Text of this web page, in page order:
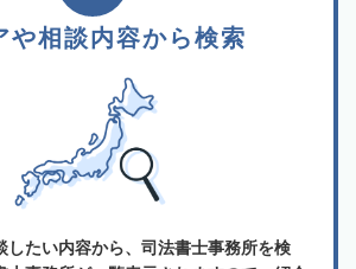
や相談内容から検索
したい内容から、司法書士事務所を検